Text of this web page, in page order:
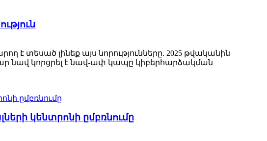
է տեսած լինեք այս նորությունները. 2025 թվականին
նավ կորցրել է նավ-ափ կապը կիբերհարձակման
կենտրոնի ըմբռնումը